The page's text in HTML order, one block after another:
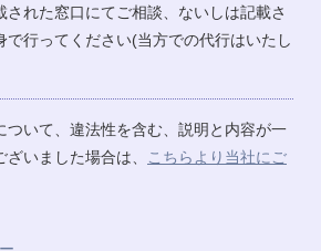
された窓口にてご相談、ないしは記載さ
で行ってください(当方での代行はいたし
ついて、違法性を含む、説明と内容が一
いました場合は、
こちらより当社にご